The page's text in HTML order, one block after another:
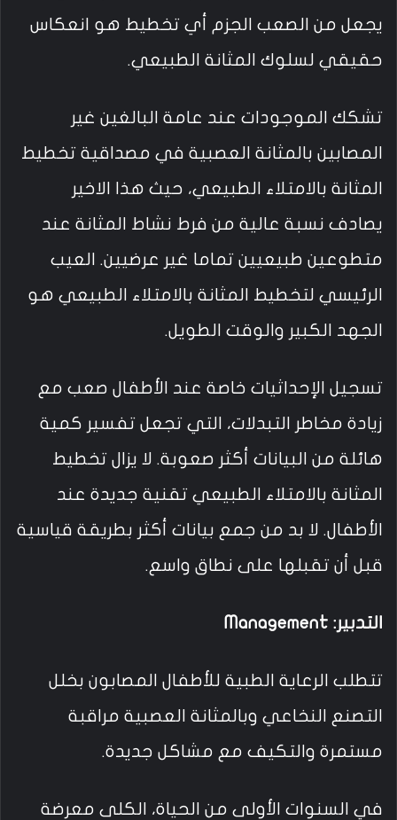
يجعل من الصعب الجزم أي تخطيط هو انعكاس
حقيقي لسلوك المثانة الطبيعي.
تشكك الموجودات عند عامة البالغين غير
المصابين بالمثانة العصبية في مصداقية تخطيط
المثانة بالامتلاء الطبيعي، حيث هذا الاخير
يصادف نسبة عالية من فرط نشاط المثانة عند
متطوعين طبيعيين تماما غير عرضيين. العيب
الرئيسي لتخطيط المثانة بالامتلاء الطبيعي هو
الجهد الكبير والوقت الطويل.
تسجيل الإحداثيات خاصة عند الأطفال صعب مع
زيادة مخاطر التبدلات، التي تجعل تفسير كمية
هائلة من البيانات أكثر صعوبة. لا يزال تخطيط
المثانة بالامتلاء الطبيعي تقنية جديدة عند
الأطفال. لا بد من جمع بيانات أكثر بطريقة قياسية
قبل أن تقبلها على نطاق واسع.
التدبير: Management
تتطلب الرعاية الطبية للأطفال المصابون بخلل
التصنع النخاعي وبالمثانة العصبية مراقبة
مستمرة والتكيف مع مشاكل جديدة.
في السنوات الأولى من الحياة، الكلى معرضة